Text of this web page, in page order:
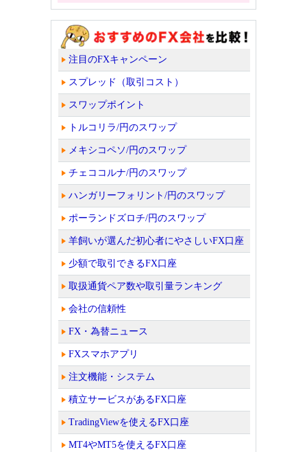
注目のFXキャンペーン
スプレッド（取引コスト）
スワップポイント
トルコリラ/円のスワップ
メキシコペソ/円のスワップ
チェココルナ/円のスワップ
ハンガリーフォリント/円のスワップ
ポーランドズロチ/円のスワップ
羊飼いが選んだ初心者にやさしいFX口座
少額で取引できるFX口座
取扱通貨ペア数や取引量ランキング
会社の信頼性
FX・為替ニュース
FXスマホアプリ
注文機能・システム
積立サービスがあるFX口座
TradingViewを使えるFX口座
MT4やMT5を使えるFX口座